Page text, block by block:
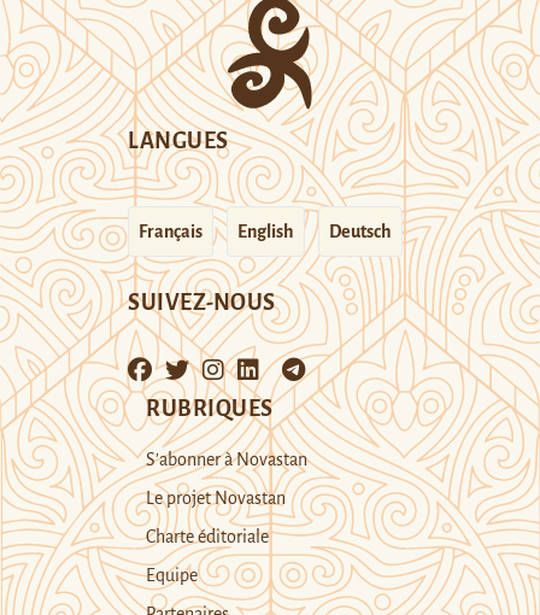
LANGUES
Français English Deutsch
SUIVEZ-NOUS
RUBRIQUES
S’abonner à Novastan
Le projet Novastan
Charte éditoriale
Equipe